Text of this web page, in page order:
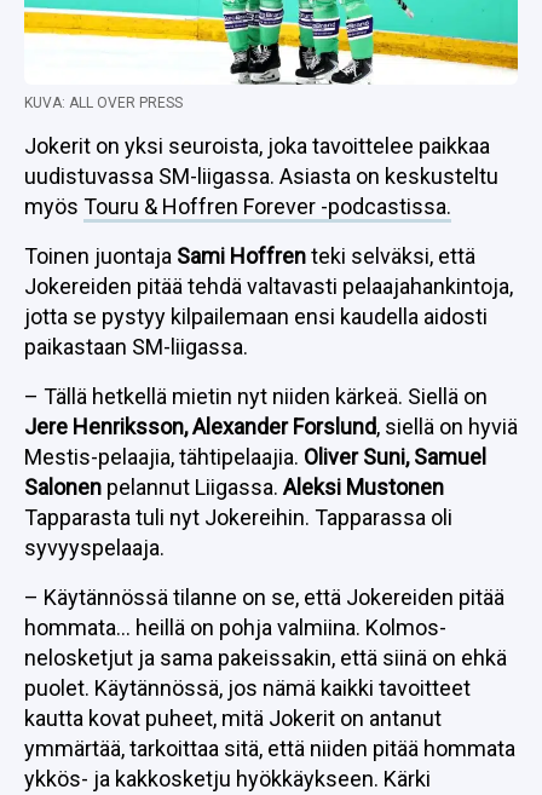
KUVA: ALL OVER PRESS
Jokerit on yksi seuroista, joka tavoittelee paikkaa
uudistuvassa SM-liigassa. Asiasta on keskusteltu
myös Touru & Hoffren Forever -podcastissa.
Toinen juontaja Sami Hoffrenteki selväksi, että
Jokereiden pitää tehdä valtavasti pelaajahankintoja,
jotta se pystyy kilpailemaan ensi kaudella aidosti
paikastaan SM-liigassa.
– Tällä hetkellä mietin nyt niiden kärkeä. Siellä on
Jere Henriksson, Alexander Forslund, siellä on hyviä
Mestis-pelaajia, tähtipelaajia. Oliver Suni, Samuel
Salonen pelannut Liigassa. Aleksi Mustonen
Tapparasta tuli nyt Jokereihin. Tapparassa oli
syvyyspelaaja.
– Käytännössä tilanne on se, että Jokereiden pitää
hommata… heillä on pohja valmiina. Kolmos-
nelosketjut ja sama pakeissakin, että siinä on ehkä
puolet. Käytännössä, jos nämä kaikki tavoitteet
kautta kovat puheet, mitä Jokerit on antanut
ymmärtää, tarkoittaa sitä, että niiden pitää hommata
ykkös- ja kakkosketju hyökkäykseen. Kärki